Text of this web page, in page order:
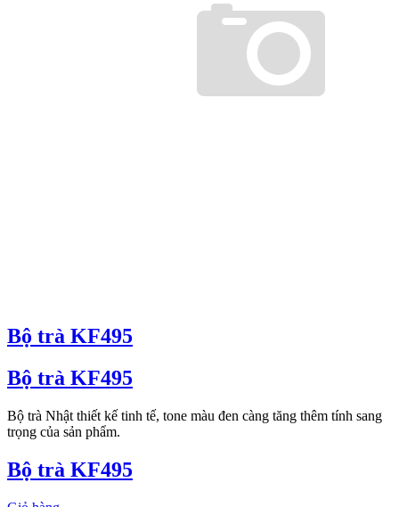
Bộ trà KF495
Bộ trà KF495
Bộ trà Nhật thiết kế tinh tế, tone màu đen càng tăng thêm tính sang
trọng của sản phẩm.
Bộ trà KF495